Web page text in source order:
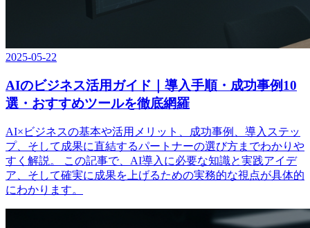
2025-05-22
AIのビジネス活用ガイド｜導入手順・成功事例10
選・おすすめツールを徹底網羅
AI×ビジネスの基本や活用メリット、成功事例、導入ステッ
プ、そして成果に直結するパートナーの選び方までわかりや
すく解説。 この記事で、AI導入に必要な知識と実践アイデ
ア、そして確実に成果を上げるための実務的な視点が具体的
にわかります。